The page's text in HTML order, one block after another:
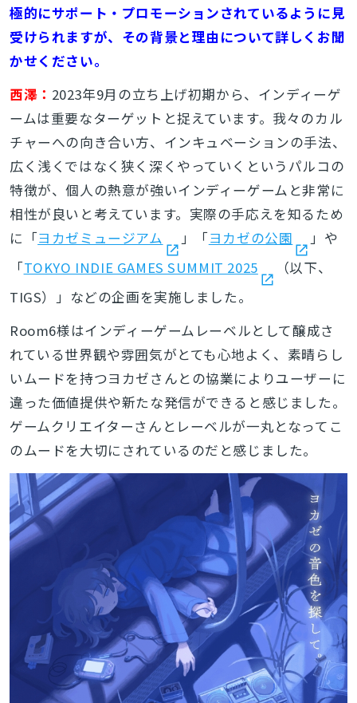
極的にサポート・プロモーションされているように見
受けられますが、その背景と理由について詳しくお聞
かせください。
西澤： 2023年9月の立ち上げ初期から、インディーゲ
ームは重要なターゲットと捉えています。我々のカル
チャーへの向き合い方、インキュベーションの手法、
広く浅くではなく狭く深くやっていくというパルコの
特徴が、個人の熱意が強いインディーゲームと非常に
相性が良いと考えています。実際の手応えを知るため
に「ヨカゼミュージアム 」「ヨカゼの公園
」や
「TOKYO INDIE GAMES SUMMIT 2025
（以下、
TIGS）」などの企画を実施しました。
Room6様はインディーゲームレーベルとして醸成さ
れている世界観や雰囲気がとても心地よく、素晴らし
いムードを持つヨカゼさんとの協業によりユーザーに
違った価値提供や新たな発信ができると感じました。
ゲームクリエイターさんとレーベルが一丸となってこ
のムードを大切にされているのだと感じました。